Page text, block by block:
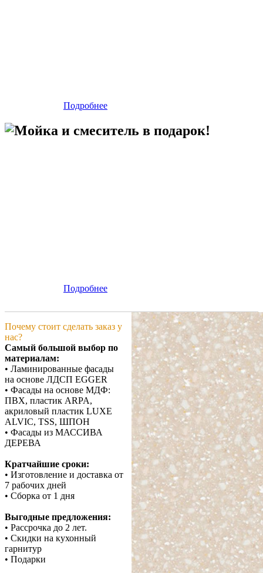
Подробнее
Мойка и смеситель в подарок!
Подробнее
Почему стоит сделать заказ у
нас?
Самый большой выбор по
материалам:
• Ламинированные фасады
на основе ЛДСП EGGER
• Фасады на основе МДФ:
ПВХ, пластик ARPA,
акриловый пластик LUXE
ALVIC, TSS, ШПОН
• Фасады из МАССИВА
ДЕРЕВА
Кратчайшие сроки:
• Изготовление и доставка от
7 рабочих дней
• Сборка от 1 дня
Выгодные предложения:
• Рассрочка до 2 лет.
• Скидки на кухонный
гарнитур
• Подарки